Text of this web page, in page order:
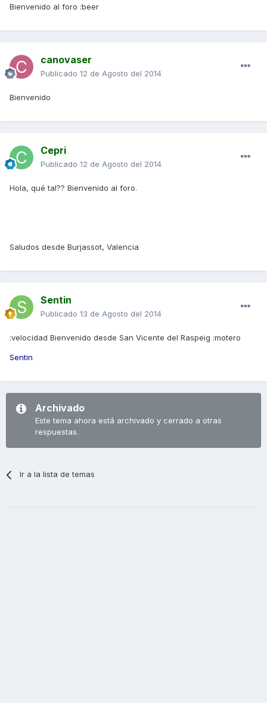
Bienvenido al foro :beer
canovaser
Publicado 12 de Agosto del 2014
Bienvenido
Cepri
Publicado 12 de Agosto del 2014
Hola, qué tal?? Bienvenido al foro.
Saludos desde Burjassot, Valencia
Sentin
Publicado 13 de Agosto del 2014
:velocidad Bienvenido desde San Vicente del Raspeig :motero
Sentin
Archivado
Este tema ahora está archivado y cerrado a otras
respuestas.
Ir a la lista de temas